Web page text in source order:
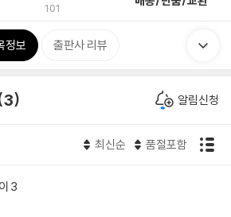
101
정보 출판사 리뷰
3 알림신청
최신순 품절포함
3